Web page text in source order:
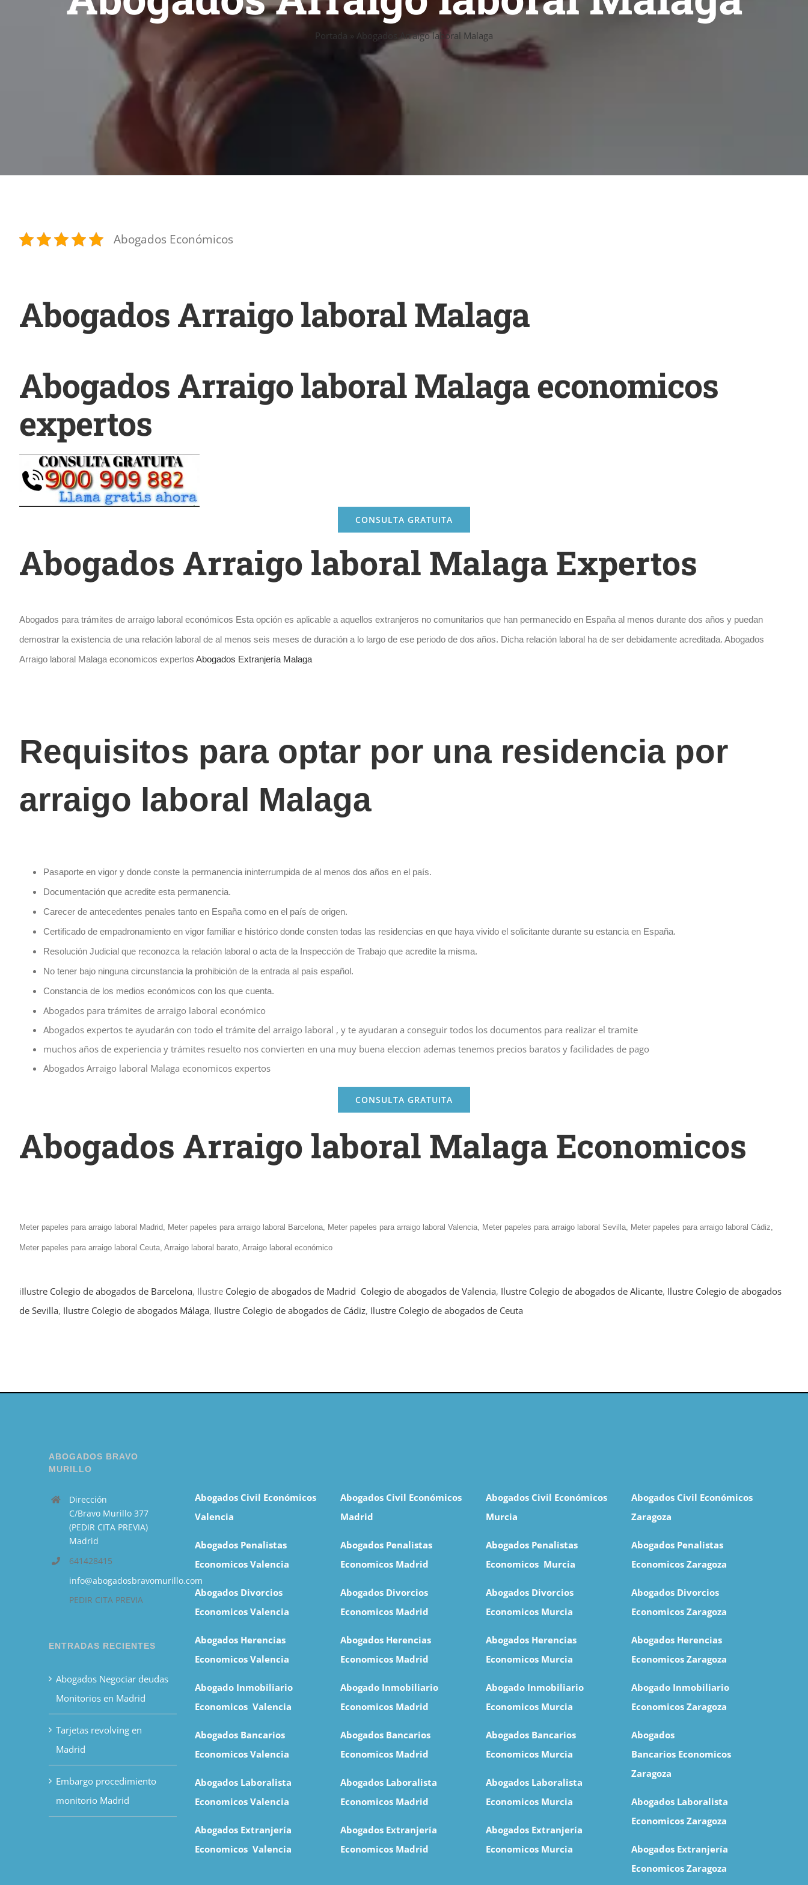
Portada Abogados Arraigo laboral Malaga
Abogados Económicos
Abogados Arraigo laboral Malaga
Abogados Arraigo laboral Malaga economicos
expertos
CONSULTA GRATUITA
Abogados Arraigo laboral Malaga Expertos
Abogados para trámites de arraigo laboral económicos Esta opción es aplicable a aquellos extranjeros no comunitarios que han permanecido en España al menos durante dos años y puedan
demostrar la existencia de una relación laboral de al menos seis meses de duración a lo largo de ese periodo de dos años. Dicha relación laboral ha de ser debidamente acreditada. Abogados
Arraigo laboral Malaga economicos expertos Abogados Extranjería Malaga
Requisitos para optar por una residencia por
arraigo laboral Malaga
Pasaporte en vigor y donde conste la permanencia ininterrumpida de al menos dos años en el país.
Documentación que acredite esta permanencia.
Carecer de antecedentes penales tanto en España como en el país de origen.
Certificado de empadronamiento en vigor familiar e histórico donde consten todas las residencias en que haya vivido el solicitante durante su estancia en España.
Resolución Judicial que reconozca la relación laboral o acta de la Inspección de Trabajo que acredite la misma.
No tener bajo ninguna circunstancia la prohibición de la entrada al país español.
Constancia de los medios económicos con los que cuenta.
Abogados para trámites de arraigo laboral económico
Abogados expertos te ayudarán con todo el trámite del arraigo laboral , y te ayudaran a conseguir todos los documentos para realizar el tramite
muchos años de experiencia y trámites resuelto nos convierten en una muy buena eleccion ademas tenemos precios baratos y facilidades de pago
Abogados Arraigo laboral Malaga economicos expertos
CONSULTA GRATUITA
Abogados Arraigo laboral Malaga Economicos
Meter papeles para arraigo laboral Madrid, Meter papeles para arraigo laboral Barcelona, Meter papeles para arraigo laboral Valencia, Meter papeles para arraigo laboral Sevilla, Meter papeles para arraigo laboral Cádiz,
Meter papeles para arraigo laboral Ceuta, Arraigo laboral barato, Arraigo laboral económico
iIlustre Colegio de abogados de Barcelona, Ilustre Colegio de abogados de Madrid Colegio de abogados de Valencia, Ilustre Colegio de abogados de Alicante, Ilustre Colegio de abogados
de Sevilla, Ilustre Colegio de abogados Málaga, Ilustre Colegio de abogados de Cádiz, Ilustre Colegio de abogados de Ceuta
ABOGADOS BRAVO
MURILLO
Dirección
C/Bravo Murillo 377
(PEDIR CITA PREVIA)
Madrid
641428415
info@abogadosbravomurillo.com
PEDIR CITA PREVIA
ENTRADAS RECIENTES
Abogados Negociar deudas
Monitorios en Madrid
Tarjetas revolving en
Madrid
Embargo procedimiento
monitorio Madrid
Abogados Civil Económicos
Valencia
Abogados Penalistas
Economicos Valencia
Abogados Divorcios
Economicos Valencia
Abogados Herencias
Economicos Valencia
Abogado Inmobiliario
Economicos Valencia
Abogados Bancarios
Economicos Valencia
Abogados Laboralista
Economicos Valencia
Abogados Extranjería
Economicos Valencia
Abogados Civil Económicos
Madrid
Abogados Penalistas
Economicos Madrid
Abogados Divorcios
Economicos Madrid
Abogados Herencias
Economicos Madrid
Abogado Inmobiliario
Economicos Madrid
Abogados Bancarios
Economicos Madrid
Abogados Laboralista
Economicos Madrid
Abogados Extranjería
Economicos Madrid
Abogados Civil Económicos
Murcia
Abogados Penalistas
Economicos Murcia
Abogados Divorcios
Economicos Murcia
Abogados Herencias
Economicos Murcia
Abogado Inmobiliario
Economicos Murcia
Abogados Bancarios
Economicos Murcia
Abogados Laboralista
Economicos Murcia
Abogados Extranjería
Economicos Murcia
Abogados Civil Económicos
Zaragoza
Abogados Penalistas
Economicos Zaragoza
Abogados Divorcios
Economicos Zaragoza
Abogados Herencias
Economicos Zaragoza
Abogado Inmobiliario
Economicos Zaragoza
Abogados
Bancarios Economicos
Zaragoza
Abogados Laboralista
Economicos Zaragoza
Abogados Extranjería
Economicos Zaragoza